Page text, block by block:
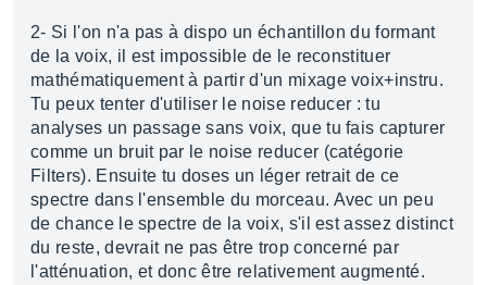
2- Si l'on n'a pas à dispo un échantillon du formant
de la voix, il est impossible de le reconstituer
mathématiquement à partir d'un mixage voix+instru.
Tu peux tenter d'utiliser le noise reducer : tu
analyses un passage sans voix, que tu fais capturer
comme un bruit par le noise reducer (catégorie
Filters). Ensuite tu doses un léger retrait de ce
spectre dans l'ensemble du morceau. Avec un peu
de chance le spectre de la voix, s'il est assez distinct
du reste, devrait ne pas être trop concerné par
l'atténuation, et donc être relativement augmenté.